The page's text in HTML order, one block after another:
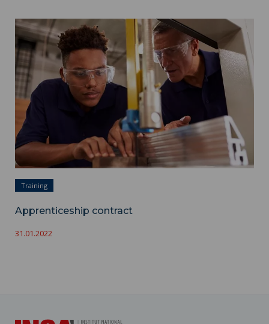
Apprenticeship contract ">
Training
Apprenticeship contract
31.01.2022